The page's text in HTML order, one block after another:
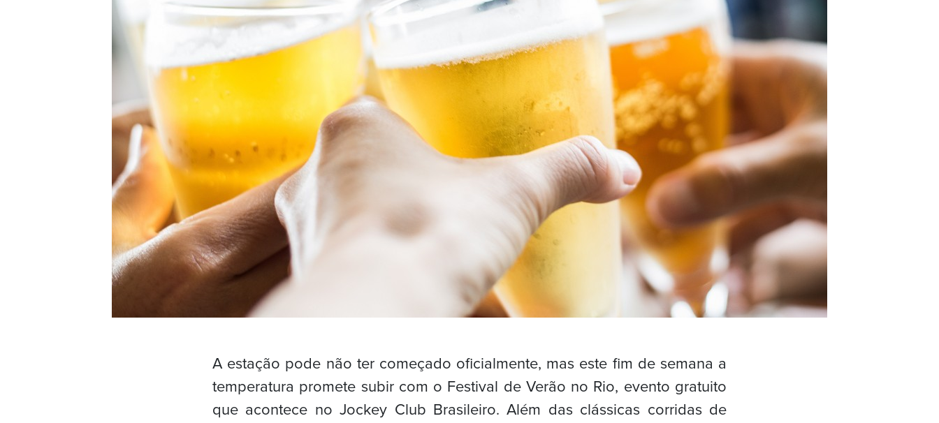
A estação pode não ter começado oficialmente, mas este fim de semana a
temperatura promete subir com o Festival de Verão no Rio, evento gratuito
que acontece no Jockey Club Brasileiro. Além das clássicas corridas de